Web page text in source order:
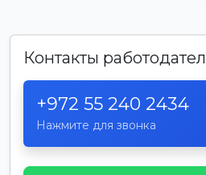
Контакты
+972 55 240 2434
Нажмите для звонка